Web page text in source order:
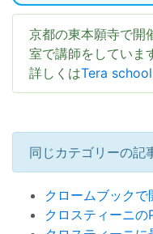
京都の東本願寺で開
室で講師をしていま
詳しくはTera school
同じカテゴリーの記
クロームブック
クロスティーニ